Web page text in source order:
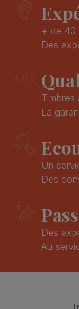
+ de 40
Des
Timbres
La
Un
Des
Des
Au